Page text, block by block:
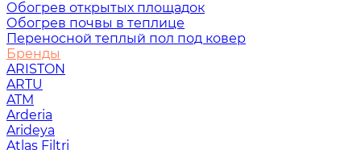
Обогрев открытых площадок
Обогрев почвы в теплице
Переносной теплый пол под ковер
Бренды
ARISTON
ARTU
ATM
Arderia
Arideya
Atlas Filtri